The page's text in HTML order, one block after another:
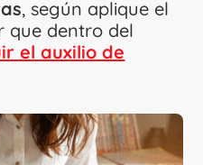
, según aplique el
que dentro del
el auxilio de